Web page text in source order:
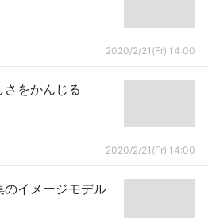
2020/2/21(Fr) 14:00
をかんじる
2020/2/21(Fr) 14:00
イメージモデル